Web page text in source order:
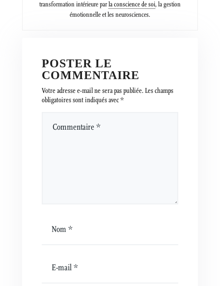
transformation intérieure parla conscience de soi, la gestion
émotionnelle et les neurosciences.
POSTER LE
COMMENTAIRE
Votre adresse e-mail ne sera pas publiée.Les champs
obligatoires sont indiqués avec*